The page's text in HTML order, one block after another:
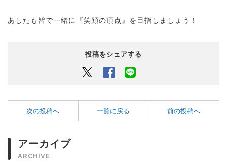
あしたも皆で一緒に『笑顔の頂点』を目指しましょう！
投稿をシェアする
Twitter Facebook
次の投稿へ 一覧に戻る 前の投稿へ
アーカイブ
ARCHIVE